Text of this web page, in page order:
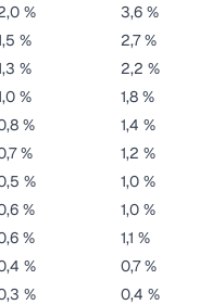
%
3,6 %
%
2,7 %
%
2,2 %
%
1,8 %
%
1,4 %
%
1,2 %
%
1,0 %
%
1,0 %
%
1,1 %
%
0,7 %
%
0,4 %